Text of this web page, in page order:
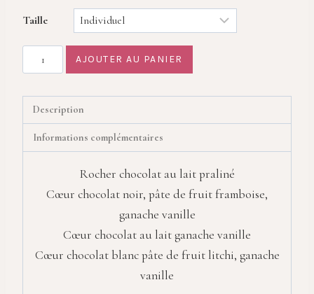
Taille
de
chocolat
AJOUTER AU PANIER
Description
Informations complémentaires
Rocher chocolat au lait praliné
Cœur chocolat noir, pâte de fruit framboise,
ganache vanille
Cœur chocolat au lait ganache vanille
Cœur chocolat blanc pâte de fruit litchi, ganache
vanille